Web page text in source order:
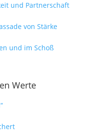
und Partnerschaft
von Stärke
und im Schoß
Werte